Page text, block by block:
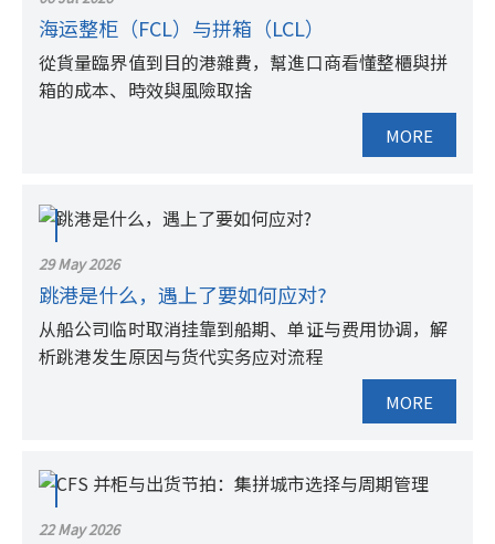
海运整柜（FCL）与拼箱（LCL）
從貨量臨界值到目的港雜費，幫進口商看懂整櫃與拼
箱的成本、時效與風險取捨
MORE
29 May 2026
跳港是什么，遇上了要如何应对?
从船公司临时取消挂靠到船期、单证与费用协调，解
析跳港发生原因与货代实务应对流程
MORE
22 May 2026